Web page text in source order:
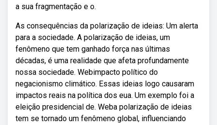
a sua fragmentação e o.
As consequências da polarização de ideias: Um alerta
para a sociedade. A polarização de ideias, um
fenômeno que tem ganhado força nas últimas
décadas, é uma realidade que afeta profundamente
nossa sociedade. Webimpacto político do
negacionismo climático. Essas ideias logo causaram
impactos reais na política dos eua. Um exemplo foi a
eleição presidencial de. Weba polarização de ideias
tem se tornado um fenômeno global, influenciando